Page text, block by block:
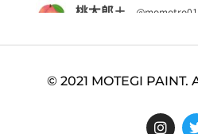
桃太郎＋
「9億円」を突破
べてみたら、クラフ
内閣の内閣官房有識
© 2021 MOTEGI